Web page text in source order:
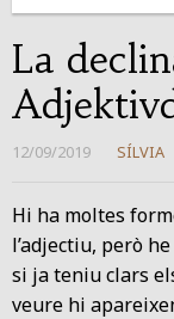
La
12/09/2019 SÍLVIA
Hi ha moltes
l’adjectiu, però
si ja teniu clars
veure hi